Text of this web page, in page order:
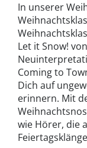
In unserer
Let it Snow!
Coming to
Dich auf
erinnern. Mit
wie Hörer, die